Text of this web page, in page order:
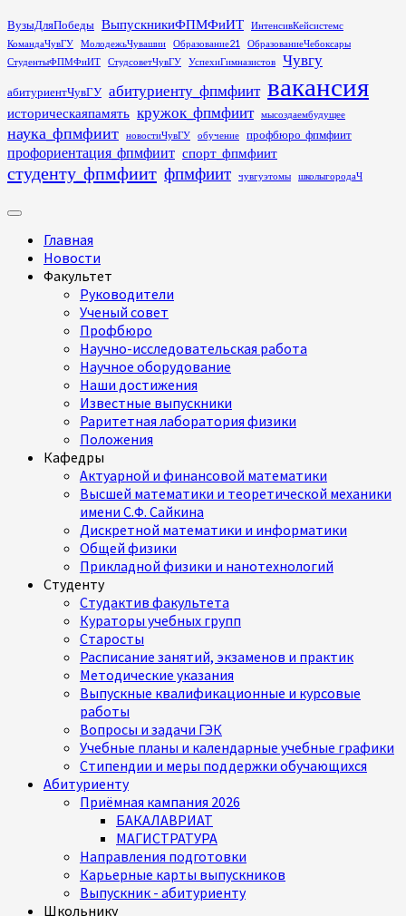
Перейти
к
содержимому
ВузыДляПобеды ВыпускникиФПМФиИТ
ИнтенсивКейсистемс
КомандаЧувГУ
МолодежьЧувашии Образование21
ОбразованиеЧебоксары
СтудентыФПМФиИТ
СтудсоветЧувГУ УспехиГимназистов Чувгу
абитуриентЧувГУ абитуриенту_фпмфиит вакансия
историческаяпамять кружок_фпмфиит мысоздаембудущее
наука_фпмфиит новостиЧувГУ обучение профбюро_фпмфиит
профориентация_фпмфиит спорт_фпмфиит
студенту_фпмфиит фпмфиит чувгуэтомы школыгородаЧ
Основное
Главная
Новости
Факультет
Руководители
Ученый совет
Профбюро
Научно-исследовательская работа
Научное оборудование
Наши достижения
Известные выпускники
Раритетная лаборатория физики
Положения
Кафедры
Актуарной и финансовой математики
Высшей математики и теоретической механики
имени С.Ф. Сайкина
Дискретной математики и информатики
Общей физики
Прикладной физики и нанотехнологий
Студенту
Студактив факультета
Кураторы учебных групп
Старосты
Расписание занятий, экзаменов и практик
Методические указания
Выпускные квалификационные и курсовые
работы
Вопросы и задачи ГЭК
Учебные планы и календарные учебные графики
Стипендии и меры поддержки обучающихся
Абитуриенту
Приёмная кампания 2026
БАКАЛАВРИАТ
МАГИСТРАТУРА
Направления подготовки
Карьерные карты выпускников
Выпускник - абитуриенту
Школьнику